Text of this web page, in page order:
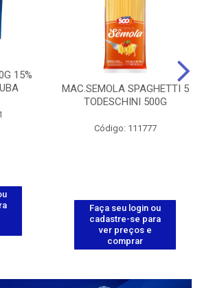
15%
MAC.SEMOLA SPAGHETTI 5
TODESCHINI 500G
Código: 111777
Faça seu login ou
cadastre-se para
ver preços e
comprar